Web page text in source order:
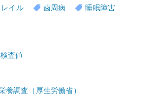
イル
歯周病
睡眠障害
査値
養調査（厚生労働省）